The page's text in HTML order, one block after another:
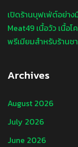
เปิดร้านบุฟเฟ่ต์อย่า
Meat49 เนื้อวัว เนื้อโ
พรีเมียมสำหรับร้านช
Archives
August 2026
July 2026
June 2026